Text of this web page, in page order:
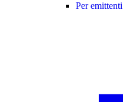
Per emittenti